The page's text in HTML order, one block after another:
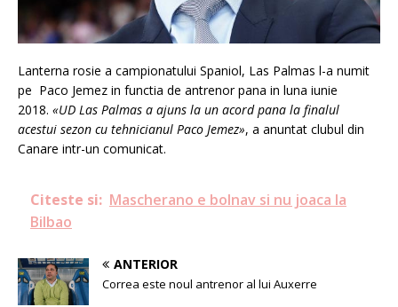
Lanterna rosie a campionatului Spaniol, Las Palmas l-a numit
pe Paco Jemez in functia de antrenor pana in luna iunie
2018. «UD Las Palmas a ajuns la un acord pana la finalul
acestui sezon cu tehnicianul Paco Jemez», a anuntat clubul din
Canare intr-un comunicat.
Citeste si: Mascherano e bolnav si nu joaca la
Bilbao
ANTERIOR
Correa este noul antrenor al lui Auxerre